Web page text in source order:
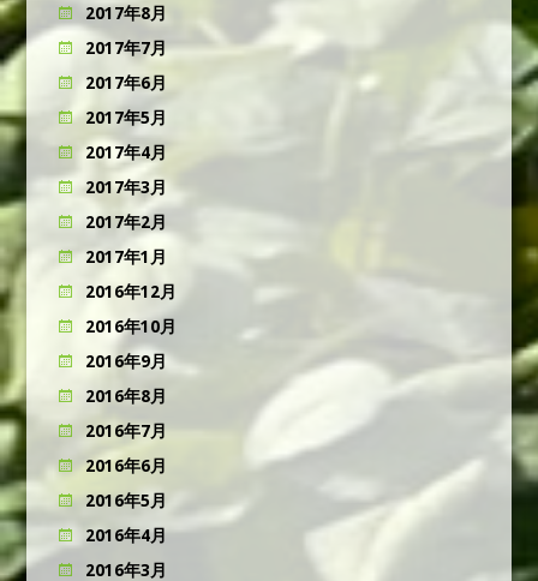
2017年8月
2017年7月
2017年6月
2017年5月
2017年4月
2017年3月
2017年2月
2017年1月
2016年12月
2016年10月
2016年9月
2016年8月
2016年7月
2016年6月
2016年5月
2016年4月
2016年3月